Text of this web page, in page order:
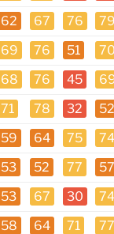
62 67 76 79
69 76 51 70
68 76 45
71 78 32 52
59 64 75 74
53 52 77 57
53 67 30 74
58 64 71 77